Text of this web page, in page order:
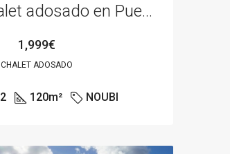
Alquiler chalet adosado en Puerto de Alcudia
1,999€
CHALET ADOSADO
2 120m² NOUBI
2,800,000€